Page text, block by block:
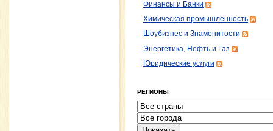
Финансы и Банки
Химическая промышленность
Шоубизнес и Знаменитости
Энергетика, Нефть и Газ
Юридические услуги
РЕГИОНЫ